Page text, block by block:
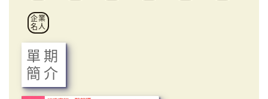
企業
名人
單期
簡介